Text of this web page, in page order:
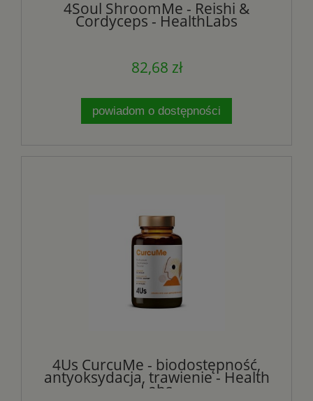
4Soul ShroomMe - Reishi &
Cordyceps - HealthLabs
82,68 zł
powiadom o dostępności
4Us CurcuMe - biodostępność,
antyoksydacja, trawienie - Health
Labs